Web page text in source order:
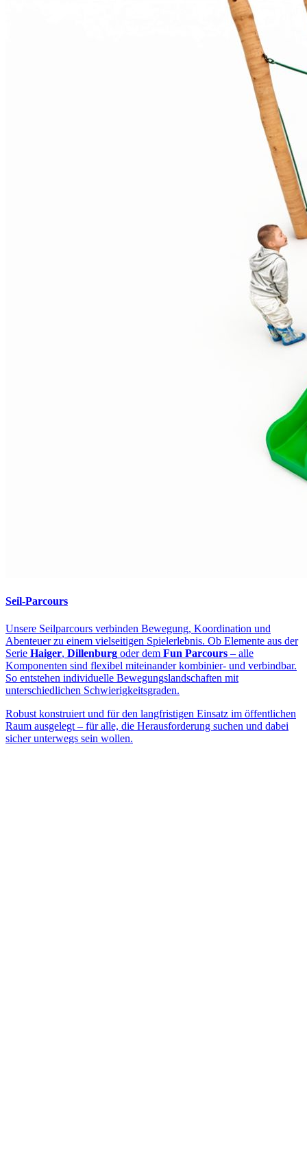
Seil-Parcours
Unsere Seilparcours verbinden Bewegung, Koordination und
Abenteuer zu einem vielseitigen Spielerlebnis. Ob Elemente aus der
Serie Haiger, Dillenburg oder dem Fun Parcours – alle
Komponenten sind flexibel miteinander kombinier- und verbindbar.
So entstehen individuelle Bewegungslandschaften mit
unterschiedlichen Schwierigkeitsgraden.
Robust konstruiert und für den langfristigen Einsatz im öffentlichen
Raum ausgelegt – für alle, die Herausforderung suchen und dabei
sicher unterwegs sein wollen.